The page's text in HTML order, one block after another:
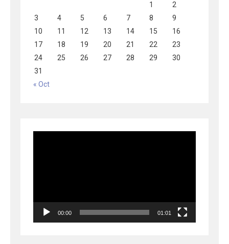
1
2
3
4 5 6 7 8
9
10
11 12 13 14 15
16
17
18 19 20 21 22
23
24
25 26 27 28 29
30
31
« Oct
00:00 01:01